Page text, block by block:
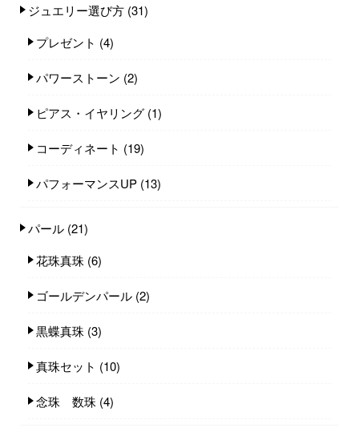
ジュエリー選び方 (31)
プレゼント (4)
パワーストーン (2)
ピアス・イヤリング (1)
コーディネート (19)
パフォーマンスUP (13)
パール (21)
花珠真珠 (6)
ゴールデンパール (2)
黒蝶真珠 (3)
真珠セット (10)
念珠 数珠 (4)